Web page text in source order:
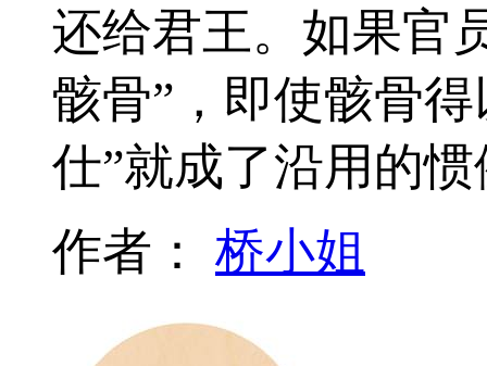
还给君王。如果官
骸骨”，即使骸骨
仕”就成了沿用的
作者： 桥小姐